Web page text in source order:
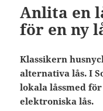
Anlita en
för en ny
Klassikern
alternativa lås. I
lokala låssmed
elektroniska lås.